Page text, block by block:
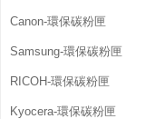
Canon-環保碳粉匣
Samsung-環保碳粉匣
RICOH-環保碳粉匣
Kyocera-環保碳粉匣